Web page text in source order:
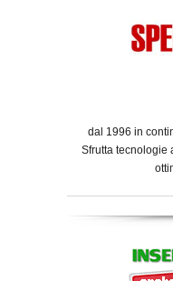
dal 1996 in
Sfrutta tecnologie